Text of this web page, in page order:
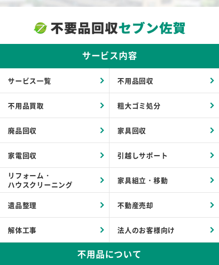
サービス内容
サービス一覧 不用品回収
不用品買取 粗大ゴミ処分
廃品回収 家具回収
家電回収 引越しサポート
リフォーム・
ハウスクリーニング
家具組立・移動
遺品整理 不動産売却
解体工事 法人のお客様向け
不用品について